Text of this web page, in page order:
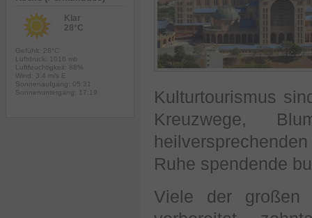
Kulturtourismus
Kreuzwege,
Ruhe spendende
Viele der großen
Klar
28°C
Gefühlt: 28°C
Luftdruck: 1016 mb
Luftfeuchtigkeit: 88%
Wind: 3.4 m/s E
Sonnenaufgang: 05:31
Sonnenuntergang: 17:19